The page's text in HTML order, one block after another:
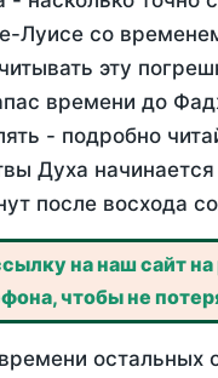
Луисе со
эту
времени до
- подробно
Духа
после восхода
на наш сайт
чтобы не
остальных